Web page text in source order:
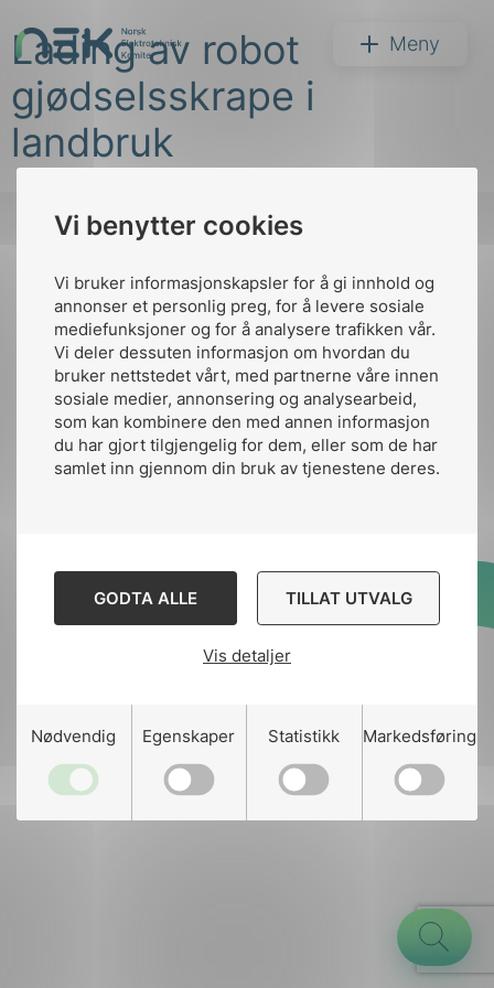
Vi benytter cookies
Vi bruker informasjonskapsler for å gi innhold og
annonser et personlig preg, for å levere sosiale
mediefunksjoner og for å analysere trafikken vår.
Vi deler dessuten informasjon om hvordan du
bruker nettstedet vårt, med partnerne våre innen
sosiale medier, annonsering og analysearbeid,
som kan kombinere den med annen informasjon
du har gjort tilgjengelig for dem, eller som de har
samlet inn gjennom din bruk av tjenestene deres.
GODTA ALLE TILLAT UTVALG
Vis detaljer
Nødvendig Egenskaper Statistikk Markedsføring
til
innhold
NEK Meny
Søk
Lading av robot
gjødselsskrape i
landbruk
Kontakt oss
Ansatte
nek@nek.no
Bruk av Cookies
Designed and developed
Til
toppen